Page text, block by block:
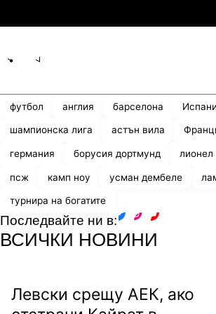
футбол англия барселона
шампионска лига астън вила
германия борусия дортмунд
псж камп ноу усман дембеле
турнира на богатите
Последвайте ни в:
ВСИЧКИ НОВИНИ
Левски срещу АЕК, ако